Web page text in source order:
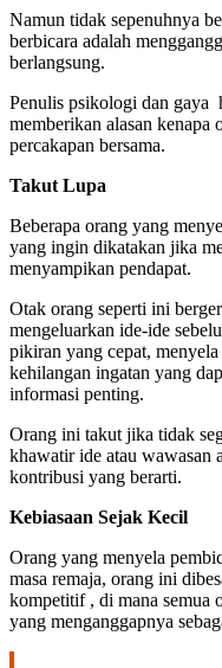
Namun tidak sepenuhnya
berbicara adalah
berlangsung.
Penulis psikologi dan gaya
memberikan alasan kenapa
percakapan bersama.
Takut Lupa
Beberapa orang yang
yang ingin dikatakan jika
menyampikan pendapat.
Otak orang seperti ini
mengeluarkan ide-ide
pikiran yang cepat,
kehilangan ingatan yang
informasi penting.
Orang ini takut jika tidak
khawatir ide atau wawasan
kontribusi yang berarti.
Kebiasaan Sejak Kecil
Orang yang menyela
masa remaja, orang ini
kompetitif , di mana semua
yang menganggapnya